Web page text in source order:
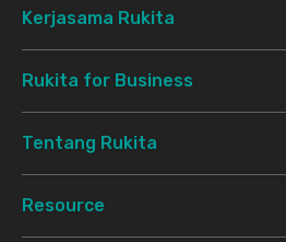
Kerjasama Rukita
Rukita for Business
Tentang Rukita
Resource